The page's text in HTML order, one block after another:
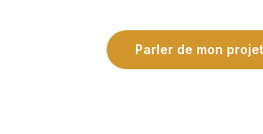
Parler de mon projet